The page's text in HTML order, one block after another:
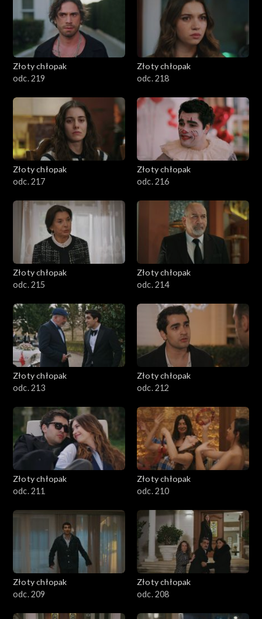
Złoty chłopak
odc. 219
Złoty chłopak
odc. 218
Złoty chłopak
odc. 217
Złoty chłopak
odc. 216
Złoty chłopak
odc. 215
Złoty chłopak
odc. 214
Złoty chłopak
odc. 213
Złoty chłopak
odc. 212
Złoty chłopak
odc. 211
Złoty chłopak
odc. 210
Złoty chłopak
odc. 209
Złoty chłopak
odc. 208